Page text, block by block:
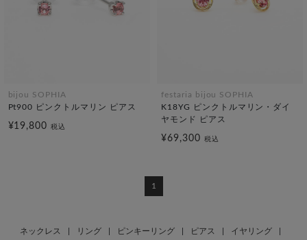
bijou SOPHIA
Pt900 ピンクトルマリン ピアス
¥19,800税込
festaria bijou SOPHIA
K18YG ピンクトルマリン・ダイ
ヤモンド ピアス
¥69,300 税込
1
ネックレス リング ピンキーリング ピアス イヤリング